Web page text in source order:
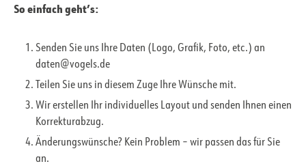
So einfach geht’s:
Senden Sie uns Ihre Daten (Logo, Grafik, Foto, etc.) an
daten@vogels.de
Teilen Sie uns in diesem Zuge Ihre Wünsche mit.
Wir erstellen Ihr individuelles Layout und senden Ihnen einen
Korrekturabzug.
Änderungswünsche? Kein Problem – wir passen das für Sie
an.